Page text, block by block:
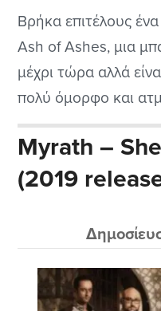
Βρήκα επιτέλους
Ash of Ashes, μια
μέχρι τώρα αλλά
πολύ όμορφο και
metal με doom
αγαπημένους While
Δημιουργήθηκαν το
δεύτερη
Myrath –
(2019